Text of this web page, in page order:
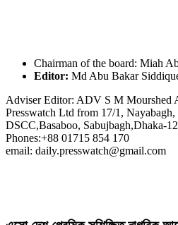
Chairman of the board: Miah
Editor: Md Abu Bakar
Adviser Editor: ADV S M Mourshed
Presswatch Ltd from 17/1,
DSCC,Basaboo, Sabujbagh,Dhaka-
Phones:+88 01715 854 170
email: daily.presswatch@gmail.com